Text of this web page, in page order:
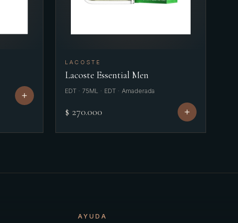
LACOSTE
Lacoste Essential Men
EDT · 75ML · EDT · Amaderada
$ 270.000
AYUDA